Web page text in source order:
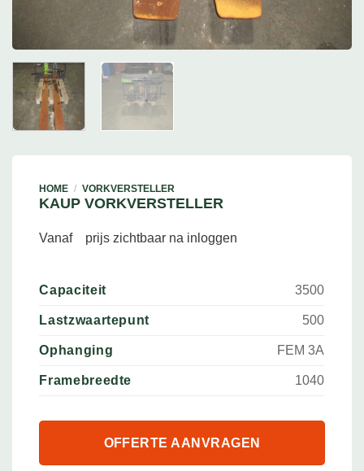
HOME / VORKVERSTELLER
KAUP VORKVERSTELLER
Vanaf prijs zichtbaar na inloggen
Capaciteit 3500
Lastzwaartepunt 500
Ophanging FEM 3A
Framebreedte 1040
OFFERTE AANVRAGEN